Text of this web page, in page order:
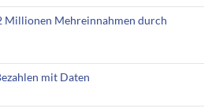
Millionen Mehreinnahmen durch
mit Daten